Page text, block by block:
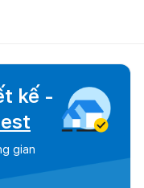
kế -
gian